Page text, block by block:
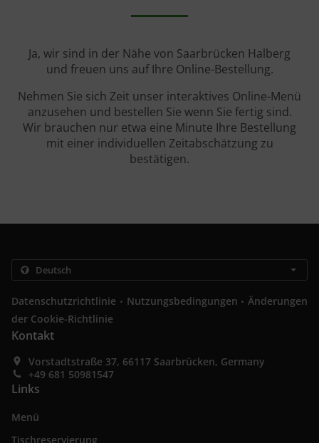
Ja, wir sind in der Nähe von Saarbrücken Halberg
und freuen uns auf Ihre Online-Bestellung.
Nehmen Sie sich Zeit unser interaktives Online-Menü
anzusehen und bestellen Sie wenn Sie fertig sind.
Wir brauchen nur etwa eine Minute Ihre Bestellung
mit einer individuellen Zeitabschätzung zu
bestätigen.
Datenschutzrichtlinie . Nutzungsbedingungen . Änderungen
der Cookie-Richtlinie
Kontakt
Vorstadtstraße 37, 66117 Saarbrücken, Germany
+49 681 50981547
Links
Menü
Tischreservierung